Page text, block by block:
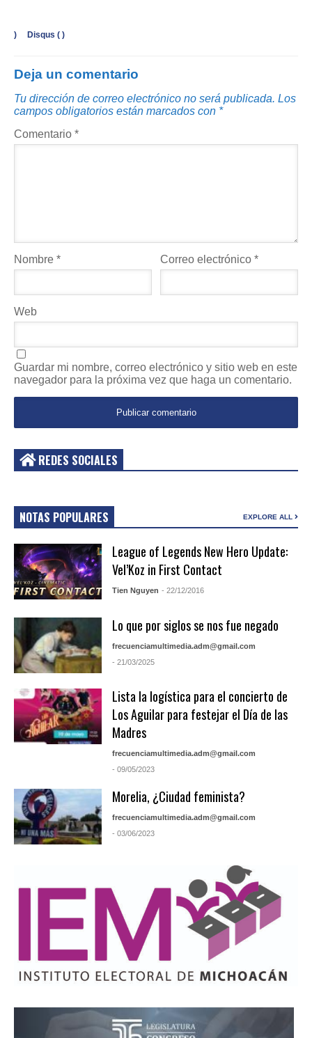
) Disqus ( )
Deja un comentario
Tu dirección de correo electrónico no será publicada. Los
campos obligatorios están marcados con *
Comentario *
Nombre * Correo electrónico*
Web
Guardar mi nombre, correo electrónico y sitio web en este
navegador para la próxima vez que haga un comentario.
REDES SOCIALES
NOTAS POPULARES EXPLORE ALL
League of Legends New Hero Update:
Vel’Koz in First Contact
Tien Nguyen - 22/12/2016
Lo que por siglos se nos fue negado
frecuenciamultimedia.adm@gmail.com
- 21/03/2025
Lista la logística para el concierto de
Los Aguilar para festejar el Día de las
Madres
frecuenciamultimedia.adm@gmail.com
- 09/05/2023
Morelia, ¿Ciudad feminista?
frecuenciamultimedia.adm@gmail.com
- 03/06/2023